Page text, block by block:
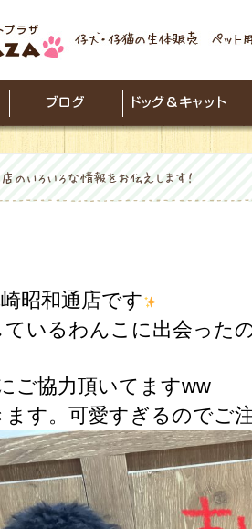
昭和通店です
いるわんこに出会った
ご協力頂いてますww
ます。可愛すぎるのでご